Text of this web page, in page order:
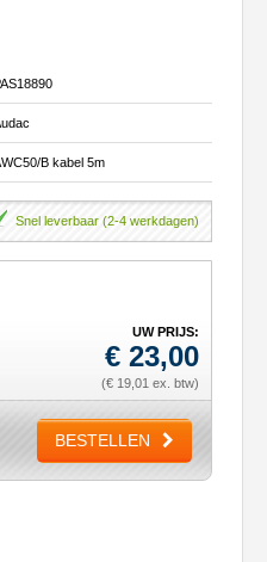
B kabel 5m
Snel leverbaar (2-4 werkdagen)
UW PRIJS:
€ 23,00
(€ 19,01 ex. btw)
BESTELLEN